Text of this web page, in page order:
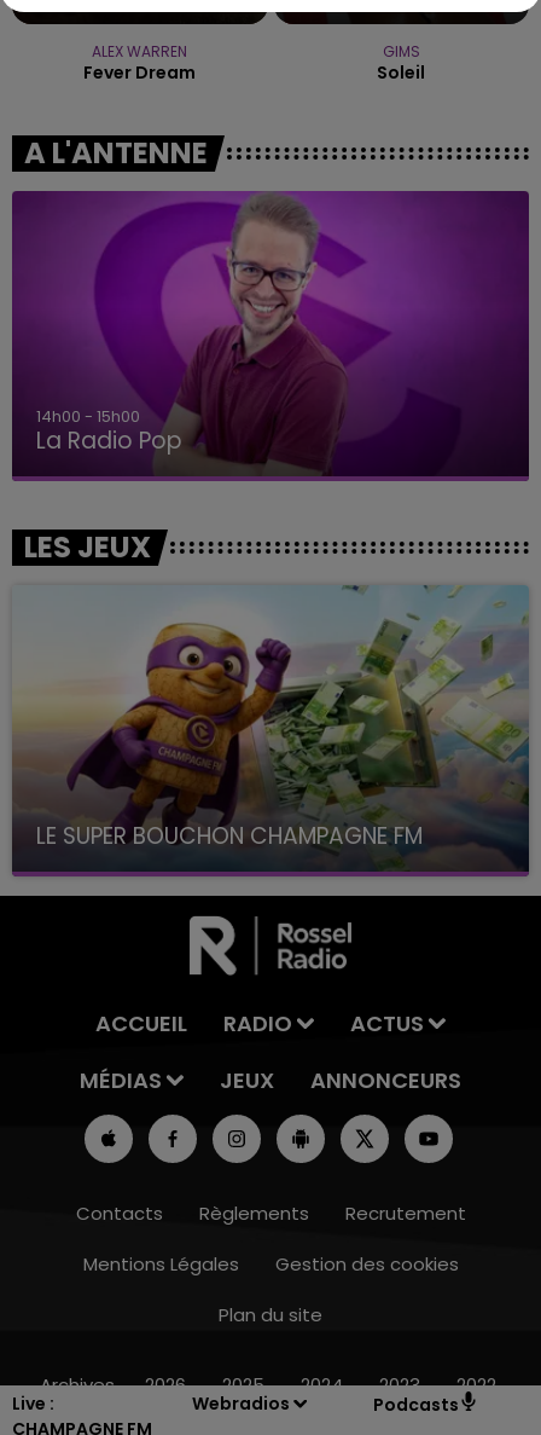
Live :
CHAMPAGNE FM
Webradios Podcasts
10h00 - 14h00
ALEX WARREN
Fever Dream
GIMS
Soleil
A L'ANTENNE
14h00 - 15h00
La Radio Pop
LES JEUX
LE SUPER BOUCHON CHAMPAGNE FM
avec La Famille Champagne FM, à 8H10
ACCUEIL RADIO
ACTUS
MÉDIAS
JEUX ANNONCEURS
Contacts Règlements
Recrutement
Mentions Légales
Gestion des cookies
Plan du site
Archives 2026 2025 2024 2023 2022